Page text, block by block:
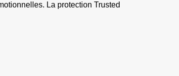
La protection Trusted